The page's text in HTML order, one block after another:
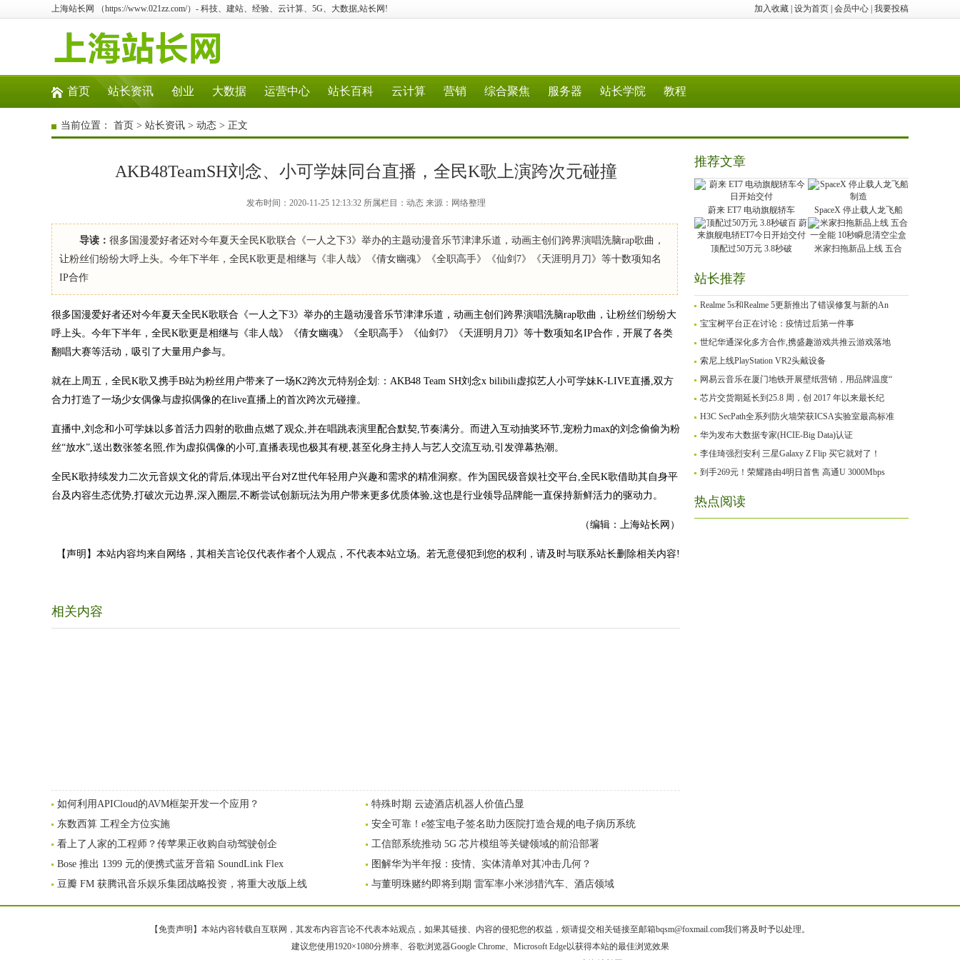
加入收藏 设为首页 会员中心 我要投稿
上海站长网 （https://www.021zz.com/）- 科技、建站、经验、云计算、5G、大数据,站长网!
首页 站长资讯 创业 大数据 运营中心 站长百科 云计算 营销 综合聚焦 服务器 站长学院 教程
当前位置： 首页 > 站长资讯 > 动态 > 正文
AKB48TeamSH刘念、小可学妹同台直播，全民K歌上演跨次元碰撞
发布时间：2020-11-25 12:13:32 所属栏目：动态 来源：网络整理
导读： 很多国漫爱好者还对今年夏天全民K歌联合《一人之下3》举办的主题动漫音乐节津津乐道，动画主创们跨界演唱洗脑rap歌曲，
让粉丝们纷纷大呼上头。今年下半年，全民K歌更是相继与《非人哉》《倩女幽魂》《全职高手》《仙剑7》《天涯明月刀》等十数项知名
IP合作
很多国漫爱好者还对今年夏天全民K歌联合《一人之下3》举办的主题动漫音乐节津津乐道，动画主创们跨界演唱洗脑rap歌曲，让粉丝们纷纷大
呼上头。今年下半年，全民K歌更是相继与《非人哉》《倩女幽魂》《全职高手》《仙剑7》《天涯明月刀》等十数项知名IP合作，开展了各类
翻唱大赛等活动，吸引了大量用户参与。
就在上周五，全民K歌又携手B站为粉丝用户带来了一场K2跨次元特别企划:：AKB48 Team SH刘念x bilibili虚拟艺人小可学妹K-LIVE直播,双方
合力打造了一场少女偶像与虚拟偶像的在live直播上的首次跨次元碰撞。
直播中,刘念和小可学妹以多首活力四射的歌曲点燃了观众,并在唱跳表演里配合默契,节奏满分。而进入互动抽奖环节,宠粉力max的刘念偷偷为粉
丝“放水”,送出数张签名照,作为虚拟偶像的小可,直播表现也极其有梗,甚至化身主持人与艺人交流互动,引发弹幕热潮。
全民K歌持续发力二次元音娱文化的背后,体现出平台对Z世代年轻用户兴趣和需求的精准洞察。作为国民级音娱社交平台,全民K歌借助其自身平
台及内容生态优势,打破次元边界,深入圈层,不断尝试创新玩法为用户带来更多优质体验,这也是行业领导品牌能一直保持新鲜活力的驱动力。
（编辑：上海站长网）
【声明】本站内容均来自网络，其相关言论仅代表作者个人观点，不代表本站立场。若无意侵犯到您的权利，请及时与联系站长删除相关内容!
相关内容
如何利用APICloud的AVM框架开发一个应用？
特殊时期 云迹酒店机器人价值凸显
东数西算 工程全方位实施
安全可靠！e签宝电子签名助力医院打造合规的电子病历系统
看上了人家的工程师？传苹果正收购自动驾驶创企
工信部系统推动 5G 芯片模组等关键领域的前沿部署
Bose 推出 1399 元的便携式蓝牙音箱 SoundLink Flex
图解华为半年报：疫情、实体清单对其冲击几何？
豆瓣 FM 获腾讯音乐娱乐集团战略投资，将重大改版上线
与董明珠赌约即将到期 雷军率小米涉猎汽车、酒店领域
推荐文章
蔚来 ET7 电动旗舰轿车 SpaceX 停止载人龙飞船
顶配过50万元 3.8秒破 米家扫拖新品上线 五合
站长推荐
Realme 5s和Realme 5更新推出了错误修复与新的An
宝宝树平台正在讨论：疫情过后第一件事
世纪华通深化多方合作,携盛趣游戏共推云游戏落地
索尼上线PlayStation VR2头戴设备
网易云音乐在厦门地铁开展壁纸营销，用品牌温度“
芯片交货期延长到25.8 周，创 2017 年以来最长纪
H3C SecPath全系列防火墙荣获ICSA实验室最高标准
华为发布大数据专家(HCIE-Big Data)认证
李佳琦强烈安利 三星Galaxy Z Flip 买它就对了！
到手269元！荣耀路由4明日首售 高通U 3000Mbps
热点阅读
【免责声明】本站内容转载自互联网，其发布内容言论不代表本站观点，如果其链接、内容的侵犯您的权益，烦请提交相关链接至邮箱bqsm@foxmail.com我们将及时予以处理。
建议您使用1920×1080分辨率、谷歌浏览器Google Chrome、Microsoft Edge以获得本站的最佳浏览效果